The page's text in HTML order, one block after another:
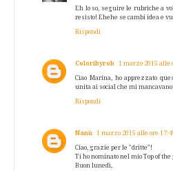
Eh lo so, seguire le rubriche a
resisto! Ehehe se cambi idea e
Rispondi
Coloribyrob 1 marzo 2015 alle
Ciao Marina, ho apprezzato
unita ai social che mi
Rispondi
Nanù 1 marzo 2015 alle ore
Ciao, grazie per le "dritte"!
Ti ho nominato nel mio Top of
Buon lunedì,